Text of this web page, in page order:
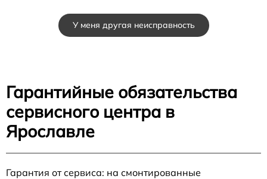
У меня другая неисправность
Гарантийные обязательства
сервисного центра в
Ярославле
Гарантия от сервиса: на смонтированные